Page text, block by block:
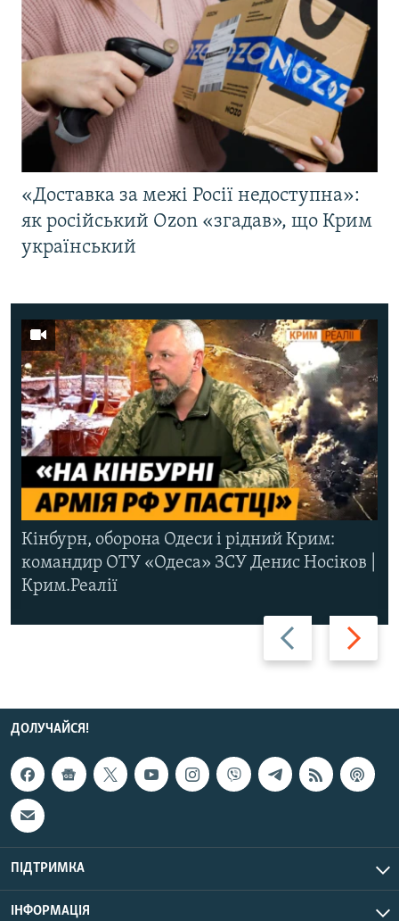
«Доставка за межі Росії недоступна»:
як російський Ozon «згадав», що Крим
український
Назад Вперед
Кінбурн, оборона Одеси і рідний Крим:
командир ОТУ «Одеса» ЗСУ Денис Носіков |
Крим.Реалії
ДОЛУЧАЙСЯ!
ПІДТРИМКА
ІНФОРМАЦІЯ